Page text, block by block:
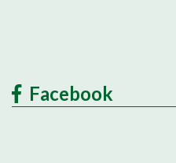
Facebook